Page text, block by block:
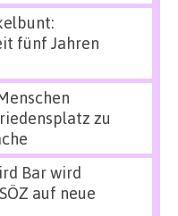
fünf Jahren
zu
Bar wird
auf neue